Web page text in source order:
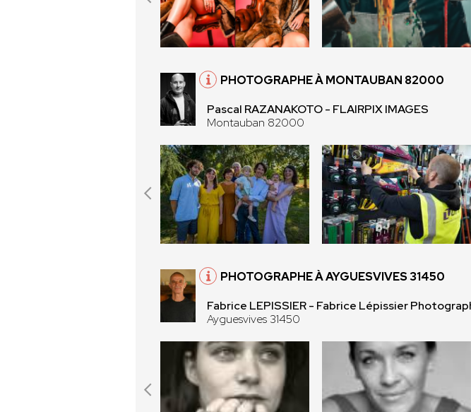
PHOTOGRAPHE À MONTAUBAN 82000
Pascal RAZANAKOTO - FLAIRPIX IMAGES
Montauban 82000
PHOTOGRAPHE À AYGUESVIVES 31450
Fabrice LEPISSIER - Fabrice Lépissier
Ayguesvives 31450